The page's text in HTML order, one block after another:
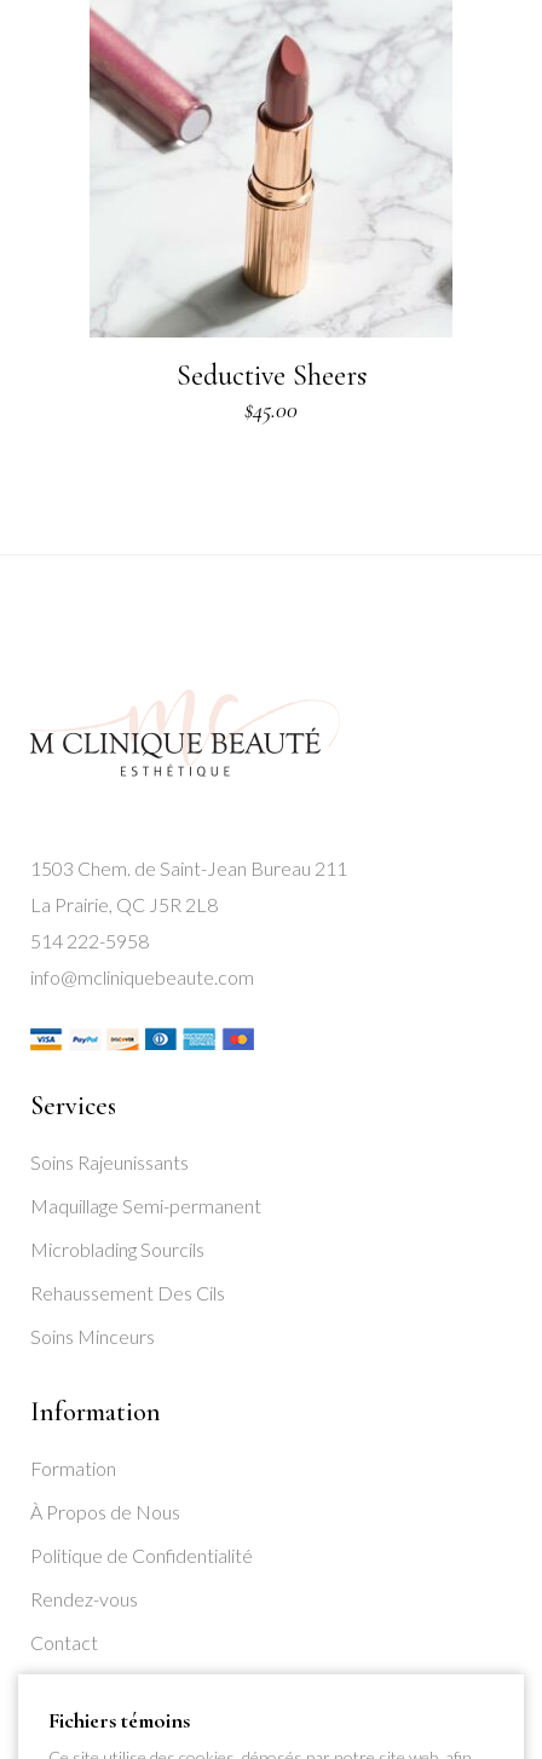
Seductive Sheers
$45.00
1503 Chem. de Saint-Jean Bureau 211
La Prairie, QC J5R 2L8
514 222-5958
info@mcliniquebeaute.com
Services
Soins Rajeunissants
Maquillage Semi-permanent
Microblading Sourcils
Rehaussement Des Cils
Soins Minceurs
Information
Formation
À Propos de Nous
Politique de Confidentialité
Rendez-vous
Contact
S’inscrire
Fichiers témoins